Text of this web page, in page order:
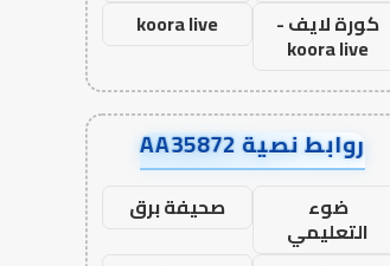
كورة لايف -
koora live
koora live
روابط نصية AA35872
ضوء
التعليمي
صحيفة برق